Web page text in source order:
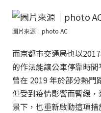
圖片來源｜photo AC
而京都市交通局也以
的作法能讓公車停靠時
曾在 2019 年於部分熱門
但受到疫情影響而暫緩
景下，也重新啟動這項措